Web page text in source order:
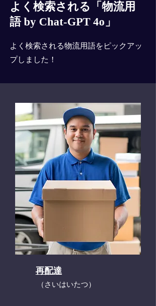
よく検索される「物流用
語 by Chat-GPT 4o」
よく検索される物流用語をピックアッ
プしました！
再配達
​（さいはいたつ）